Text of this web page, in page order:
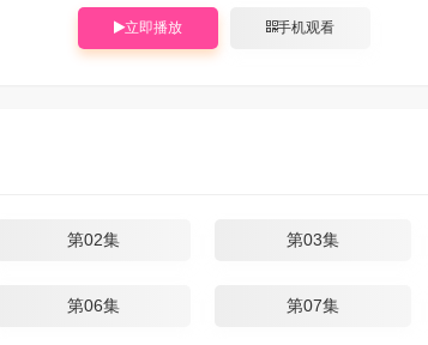
立即播放 手机观看
第02集 第03集
第06集 第07集